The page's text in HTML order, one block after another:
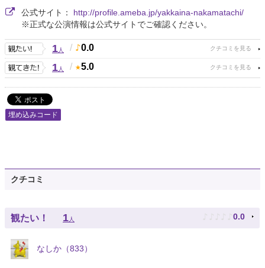
公式サイト： http://profile.ameba.jp/yakkaina-nakamatachi/
※正式な公演情報は公式サイトでご確認ください。
1人 / 0.0
1人 / 5.0
埋め込みコード
クチコミ
観たい！ 1人 ♪ ♪ ♪ ♪ ♪ 0.0
なしか（833）